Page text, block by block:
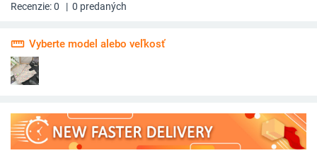
Recenzie:0 | 0 predaných
straighten Vyberte model alebo veľkosť